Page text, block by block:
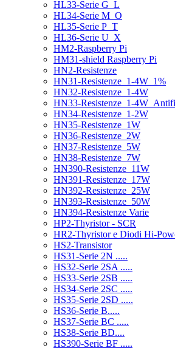
HL33-Serie G_L
HL34-Serie M_O
HL35-Serie P_T
HL36-Serie U_X
HM2-Raspberry Pi
HM31-shield Raspberry Pi
HN2-Resistenze
HN31-Resistenze_1-4W_1%
HN32-Resistenze_1-4W
HN33-Resistenze_1-
HN34-Resistenze_1-2W
HN35-Resistenze_1W
HN36-Resistenze_2W
HN37-Resistenze_5W
HN38-Resistenze_7W
HN390-Resistenze_11W
HN391-Resistenze_17W
HN392-Resistenze_25W
HN393-Resistenze_50W
HN394-Resistenze Varie
HP2-Thyristor - SCR
HR2-Thyristor e Diodi Hi-
HS2-Transistor
HS31-Serie 2N .....
HS32-Serie 2SA .....
HS33-Serie 2SB .....
HS34-Serie 2SC .....
HS35-Serie 2SD .....
HS36-Serie B.....
HS37-Serie BC .....
HS38-Serie BD....
HS390-Serie BF .....